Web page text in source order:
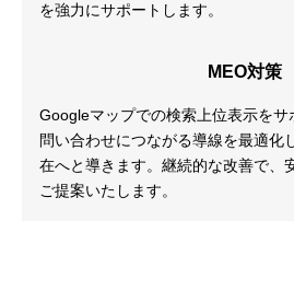
を強力にサポートします。
MEO対策
Googleマップでの検索上位表示を
問い合わせにつながる導線を最適化
在へと導きます。継続的な改善で、
ご提案いたします。